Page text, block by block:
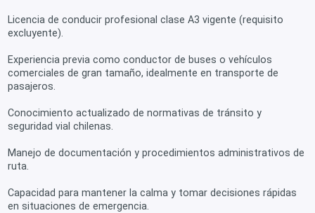
Licencia de conducir profesional clase A3 vigente (requisito
excluyente).
Experiencia previa como conductor de buses o vehículos
comerciales de gran tamaño, idealmente en transporte de
pasajeros.
Conocimiento actualizado de normativas de tránsito y
seguridad vial chilenas.
Manejo de documentación y procedimientos administrativos de
ruta.
Capacidad para mantener la calma y tomar decisiones rápidas
en situaciones de emergencia.